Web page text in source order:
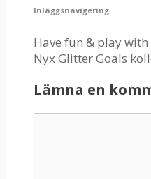
Inläggsnavigering
Have fun & play with
Nyx Glitter Goals
Lämna en